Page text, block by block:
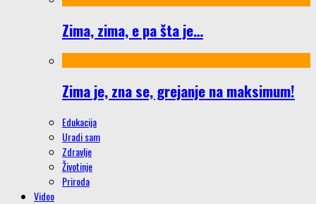
Zima, zima, e pa šta je…
Zima je, zna se, grejanje na maksimum!
Edukacija
Uradi sam
Zdravlje
Životinje
Priroda
Video